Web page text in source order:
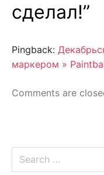
сделал!”
Pingback:
маркером »
Comments are
Search